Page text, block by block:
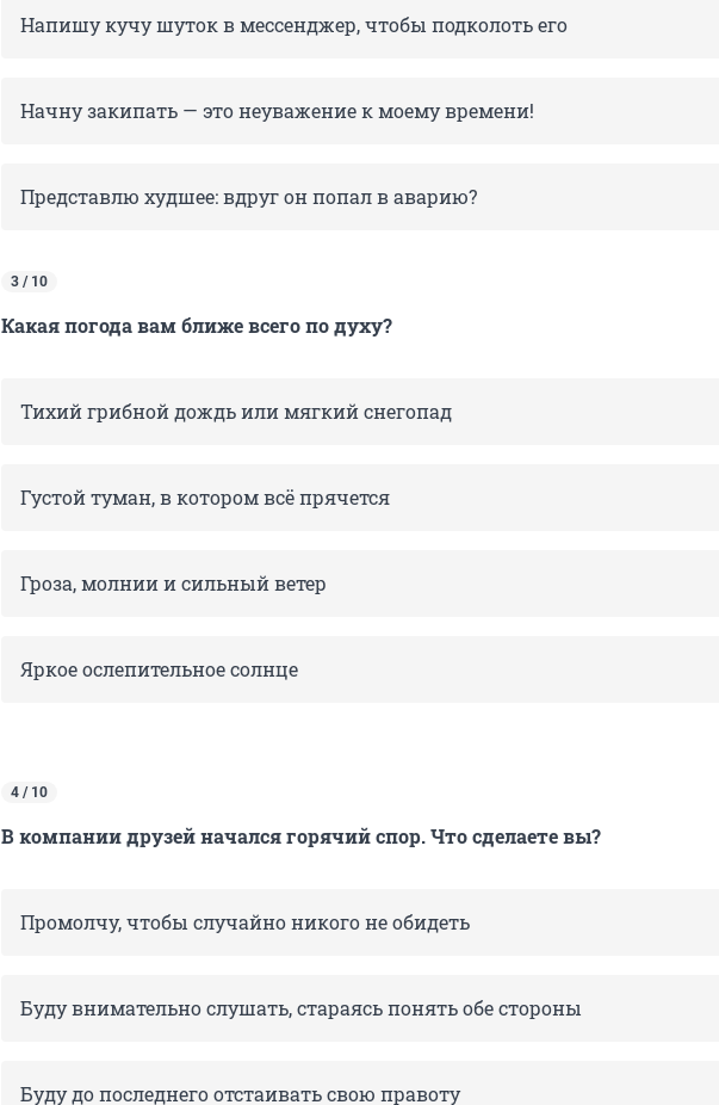
Напишу кучу шуток в мессенджер, чтобы подколоть его
Начну закипать — это неуважение к моему времени!
Представлю худшее: вдруг он попал в аварию?
3 / 10
Какая погода вам ближе всего по духу?
Тихий грибной дождь или мягкий снегопад
Густой туман, в котором всё прячется
Гроза, молнии и сильный ветер
Яркое ослепительное солнце
4 / 10
В компании друзей начался горячий спор. Что сделаете вы?
Промолчу, чтобы случайно никого не обидеть
Буду внимательно слушать, стараясь понять обе стороны
Буду до последнего отстаивать свою правоту